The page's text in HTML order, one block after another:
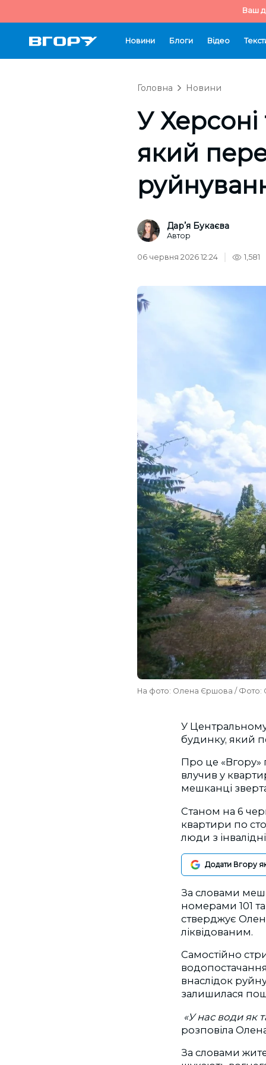
Ваш
Новини Блоги Відео
Головна Новини
У
який
Дарʼя Букаєва
Автор
06 червня 2026 12:24 1,581
На фото: Олена Єршова / Фото:
У
будинку, який
Про це
влучив у
мешканці
Станом на 6
квартири по
люди з
Додати Вгору
За словами
номерами 101
стверджує
ліквідованим.
Самостійно
внаслідок
залишилася
«У нас води як
розповіла
За словами